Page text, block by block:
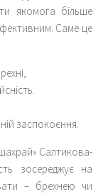
якомога більше
Саме це
заспокоєння.
Салтикова-
зосереджує на
– брехнею чи